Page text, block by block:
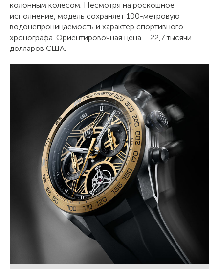
колонным колесом. Несмотря на роскошное
исполнение, модель сохраняет 100-метровую
водонепроницаемость и характер спортивного
хронографа. Ориентировочная цена – 22,7 тысячи
долларов США.